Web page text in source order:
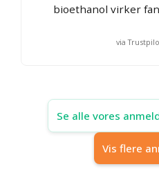
bioethanol virker
via
Se alle vores
Vis flere